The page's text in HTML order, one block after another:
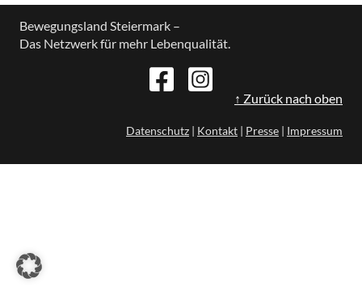
Bewegungsland Steiermark –
Das Netzwerk für mehr Lebenqualität.
↑ Zurück nach oben
Datenschutz | Kontakt | Presse | Impressum